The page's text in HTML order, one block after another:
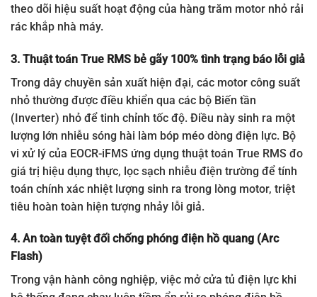
theo dõi hiệu suất hoạt động của hàng trăm motor nhỏ rải
rác khắp nhà máy.
3. Thuật toán True RMS bẻ gãy 100% tình trạng báo lỗi giả
Trong dây chuyền sản xuất hiện đại, các motor công suất
nhỏ thường được điều khiển qua các bộ Biến tần
(Inverter) nhỏ để tinh chỉnh tốc độ. Điều này sinh ra một
lượng lớn nhiễu sóng hài làm bóp méo dòng điện lực. Bộ
vi xử lý của EOCR-iFMS ứng dụng thuật toán True RMS đo
giá trị hiệu dụng thực, lọc sạch nhiễu điện trường để tính
toán chính xác nhiệt lượng sinh ra trong lòng motor, triệt
tiêu hoàn toàn hiện tượng nhảy lỗi giả.
4. An toàn tuyệt đối chống phóng điện hồ quang (Arc
Flash)
Trong vận hành công nghiệp, việc mở cửa tủ điện lực khi